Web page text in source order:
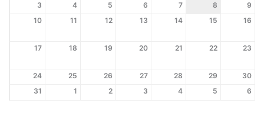
3
4 5 6 7 8
9
10
11 12 13 14 15 16
17 18 19 20 21 22 23
24 25 26 27 28 29
30
31
1 2 3 4 5 6